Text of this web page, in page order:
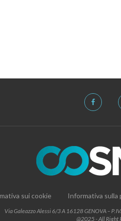
sui cookie Informativa sulla
Via Galeazzo Alessi 6/3 A 16128 GENOVA –
@2025 - All Right